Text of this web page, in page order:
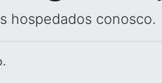
hospedados conosco.